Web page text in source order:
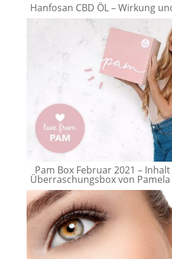
Hanfosan CBD ÖL – Wirkung
Pam Box Februar 2021 –
Überraschungsbox von